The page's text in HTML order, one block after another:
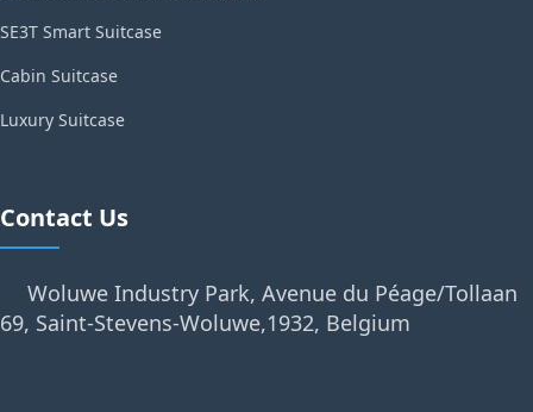
SE3T Smart Suitcase
Cabin Suitcase
Luxury Suitcase
Contact Us
Woluwe Industry Park, Avenue du Péage/Tollaan
69, Saint-Stevens-Woluwe,1932, Belgium